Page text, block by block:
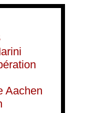
Aachen